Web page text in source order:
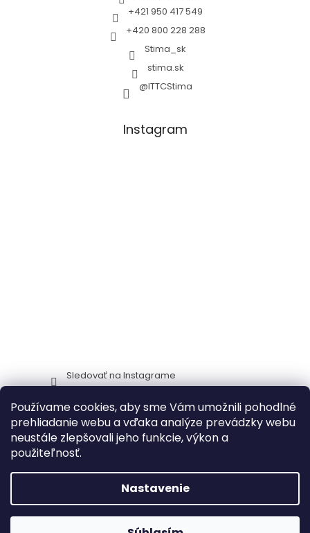
Používame cookies, aby sme Vám umožnili pohodlné
prehliadanie webu a vďaka analýze prevádzky webu
neustále zlepšovali jeho funkcie, výkon a
použiteľnosť.
Nastavenie
+421 950 417 549
+420 800 228 288
Stima_sk
stima.sk
@ITTCStima
Instagram
Sledovať na Instagrame
Stima CZ Zidlestoly_cz
Vytvoril Shoptet